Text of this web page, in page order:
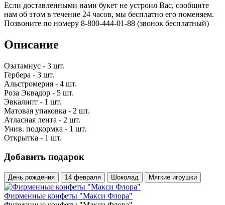
Если доставленными нами букет не устроил Вас, сообщите
нам об этом в течение 24 часов, мы бесплатно его поменяем.
Позвоните по номеру 8-800-444-01-88 (звонок бесплатный)
Описание
Озатамнус - 3 шт.
Гербера - 3 шт.
Альстромерия - 4 шт.
Роза Эквадор - 5 шт.
Эвкалипт - 1 шт.
Матовая упаковка - 2 шт.
Атласная лента - 2 шт.
Унив. подкормка - 1 шт.
Открытка - 1 шт.
Добавить подарок
День рождения 14 февраля Шоколад Мягкие игрушки
Фирменные конфеты "Макси Флора"